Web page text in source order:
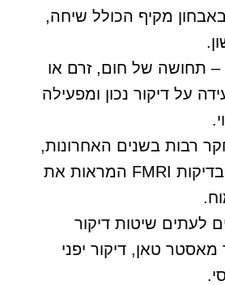
מקיף הכולל שיחה,
תחושה של חום, זרם או
על דיקור נכון ומפעילה
רבות בשנים האחרונות,
כולל באמצעות בדיקות FMRI המראות את
לעתים שיטות דיקור
מאסטר טאן, דיקור יפני